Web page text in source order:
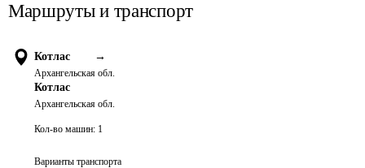
Маршруты и транспорт
Котлас →
Архангельская обл.
Котлас
Архангельская обл.
Кол-во машин: 1
Варианты транспорта